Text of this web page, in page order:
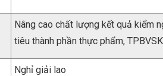
Nâng cao chất lượng kết quả kiểm
tiêu thành phần thực phẩm, TPBVSK
Nghỉ giải lao